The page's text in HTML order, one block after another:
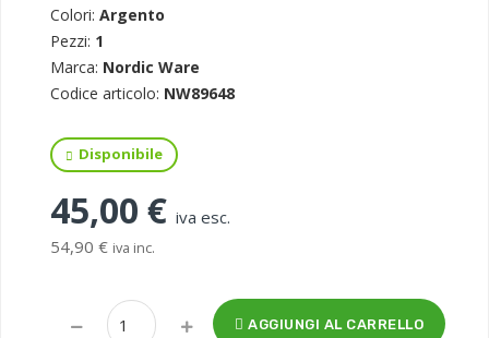
Colori: Argento
Pezzi: 1
Marca: Nordic Ware
Codice articolo: NW89648
Disponibile
45,00 € iva esc.
54,90 € iva inc.
AGGIUNGI AL CARRELLO